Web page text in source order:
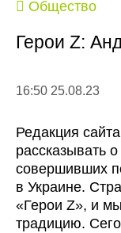
Общество
Герои Z:
16:50 25.08.23
Редакция сайта
рассказывать
совершивших
в Украине.
«Герои Z», и
традицию.